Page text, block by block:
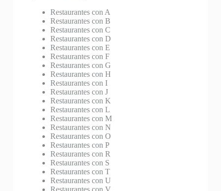
Restaurantes con A
Restaurantes con B
Restaurantes con C
Restaurantes con D
Restaurantes con E
Restaurantes con F
Restaurantes con G
Restaurantes con H
Restaurantes con I
Restaurantes con J
Restaurantes con K
Restaurantes con L
Restaurantes con M
Restaurantes con N
Restaurantes con O
Restaurantes con P
Restaurantes con R
Restaurantes con S
Restaurantes con T
Restaurantes con U